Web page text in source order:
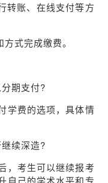
账、在线支付等方
式完成缴费。
期支付?
费的选项，具体情
续深造?
考生可以继续报考
自己的学术水平和专